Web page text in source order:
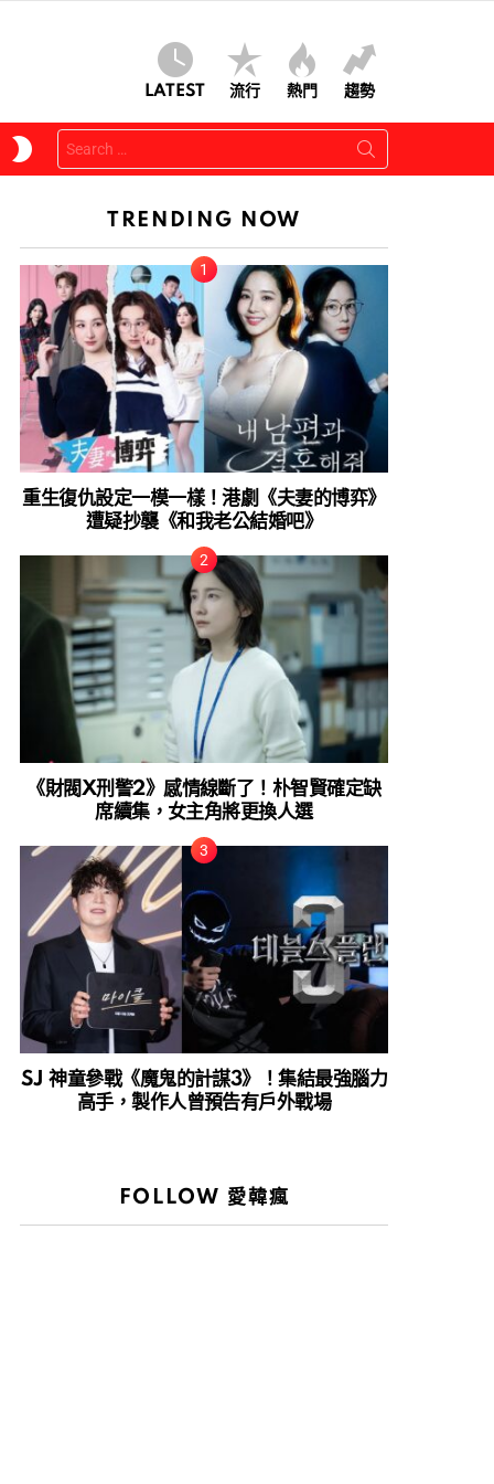
LATEST 流行 熱門 趨勢
SKIN
Search
for:
TRENDING NOW
重生復仇設定一模一樣！港劇《夫妻的博弈》
遭疑抄襲《和我老公結婚吧》
《財閥X刑警2》感情線斷了！朴智賢確定缺
席續集，女主角將更換人選
SJ 神童參戰《魔鬼的計謀3》！集結最強腦力
高手，製作人曾預告有戶外戰場
FOLLOW 愛韓瘋